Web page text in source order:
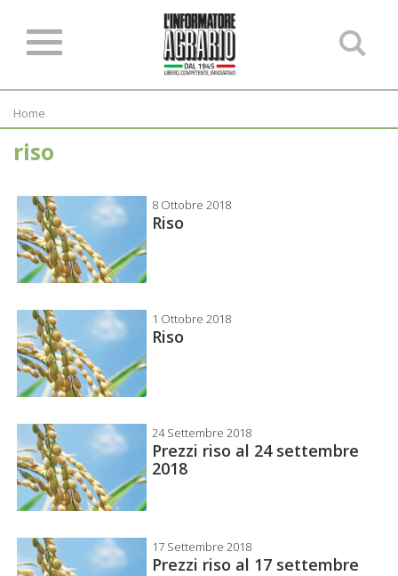
Home
riso
8 Ottobre 2018
Riso
1 Ottobre 2018
Riso
24 Settembre 2018
Prezzi riso al 24 settembre
2018
17 Settembre 2018
Prezzi riso al 17 settembre